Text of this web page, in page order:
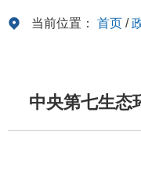
当前位置： 首页 /
中央第七生态